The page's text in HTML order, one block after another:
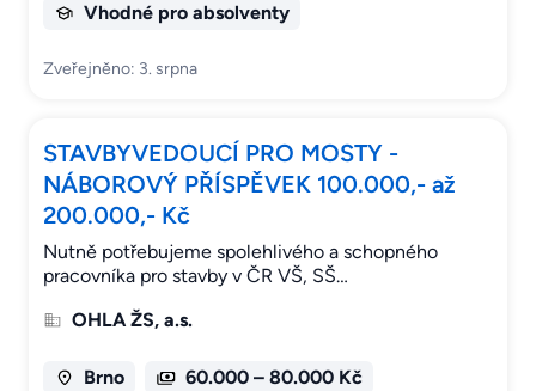
Vhodné pro absolventy
Zveřejněno: 3. srpna
STAVBYVEDOUCÍ PRO MOSTY -
NÁBOROVÝ PŘÍSPĚVEK 100.000,- až
200.000,- Kč
Nutně potřebujeme spolehlivého a schopného
pracovníka pro stavby v ČR VŠ, SŠ…
OHLA ŽS, a.s.
Brno 60.000 – 80.000 Kč